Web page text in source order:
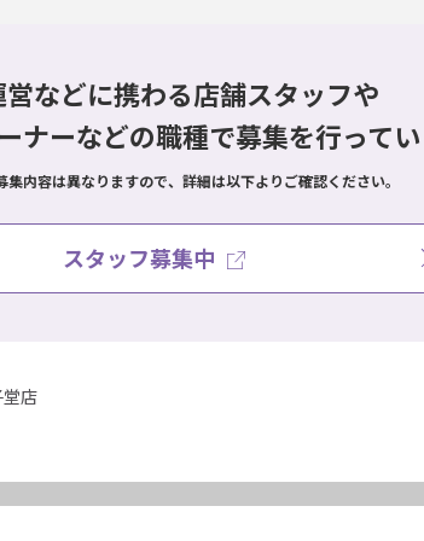
などに携わる店舗スタッフや
ナーなどの職種で募集を行って
内容は異なりますので、詳細は以下よりご確認ください。
スタッフ募集中
店